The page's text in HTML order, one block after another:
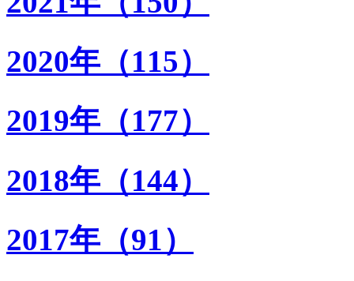
2020年（115）
2019年（177）
2018年（144）
2017年（91）